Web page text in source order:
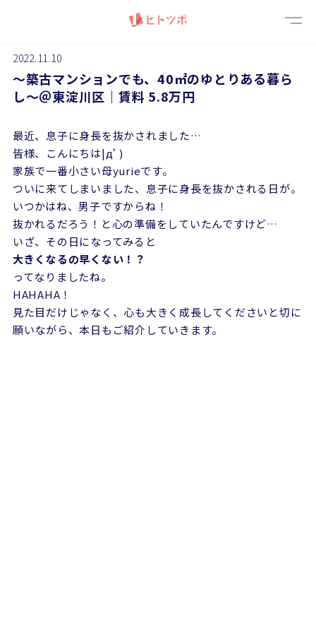
メニ
2022.11.10
～築古マンションでも、40㎡のゆとりある暮ら
し～＠東淀川区｜賃料 5.8万円
最近、息子に身長を抜かされました…
皆様、こんにちは|дﾟ)
家族で一番小さい母yurieです。
ついに来てしまいました、息子に身長を抜かされる日が。
いつかはね、男子ですからね！
抜かれるだろう！と心の準備をしていたんですけど…
いざ、その日になってみると
大きくなるの早くない！？
ってなりましたね。
HAHAHA！
見た目だけじゃなく、心も大きく成長してくださいと切に
願いながら、本日もご紹介していきます。